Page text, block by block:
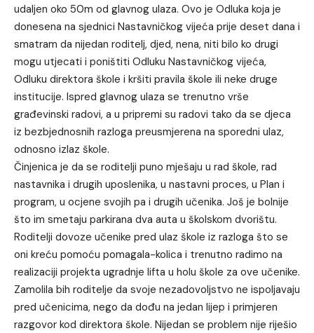
udaljen oko 50m od glavnog ulaza. Ovo je Odluka koja je
donesena na sjednici Nastavničkog vijeća prije deset dana i
smatram da nijedan roditelj, djed, nena, niti bilo ko drugi
mogu utjecati i poništiti Odluku Nastavničkog vijeća,
Odluku direktora škole i kršiti pravila škole ili neke druge
institucije. Ispred glavnog ulaza se trenutno vrše
građevinski radovi, a u pripremi su radovi tako da se djeca
iz bezbjednosnih razloga preusmjerena na sporedni ulaz,
odnosno izlaz škole.
Činjenica je da se roditelji puno mješaju u rad škole, rad
nastavnika i drugih uposlenika, u nastavni proces, u Plan i
program, u ocjene svojih pa i drugih učenika. Još je bolnije
što im smetaju parkirana dva auta u školskom dvorištu.
Roditelji dovoze učenike pred ulaz škole iz razloga što se
oni kreću pomoću pomagala-kolica i trenutno radimo na
realizaciji projekta ugradnje lifta u holu škole za ove učenike.
Zamolila bih roditelje da svoje nezadovoljstvo ne ispoljavaju
pred učenicima, nego da dođu na jedan lijep i primjeren
razgovor kod direktora škole. Nijedan se problem nije riješio